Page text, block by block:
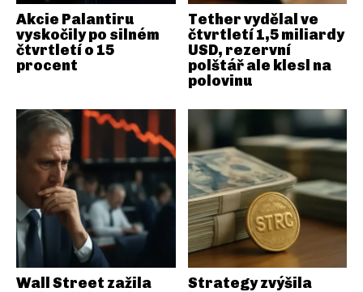
Akcie Palantiru
vyskočily po silném
čtvrtletí o 15
procent
Tether vydělal ve
čtvrtletí 1,5 miliardy
USD, rezervní
polštář ale klesl na
polovinu
Wall Street zažila
Strategy zvýšila